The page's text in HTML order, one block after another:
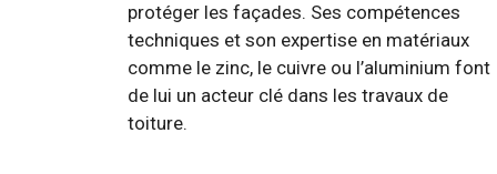
protéger les façades. Ses compétences
techniques et son expertise en matériaux
comme le zinc, le cuivre ou l’aluminium font
de lui un acteur clé dans les travaux de
toiture.